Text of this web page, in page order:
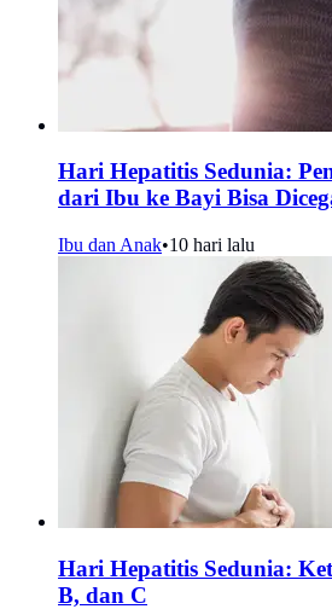
Hari Hepatitis Sedunia:
dari Ibu ke Bayi Bisa
Ibu dan Anak•10 hari lalu
Hari Hepatitis Sedunia:
B, dan C